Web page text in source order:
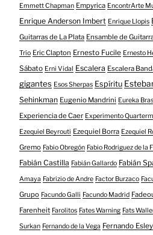
Emmett Chapman Empyrica EncontrArte
Enrique Anderson Imbert Enrique Llopis
Guitarras de La Plata Ensamble de
Trío Eric Clapton Ernesto Fucile Ernesto
Sábato Erni Vidal Escalera Escalera
gigantes Esos Sherpas Espíritu
Sehinkman Eugenio Mandrini Eureka
Experiencia de Caer Experimento
Ezequiel Beyrouti Ezequiel Borra Ezequiel
Gremo Fabio Obregón Fabio Rodriguez de la
Fabián Castilla Fabián Gallardo Fabián
Amaya Fabrizio de Andre Factor Burzaco
Grupo Facundo Galli Facundo Madrid
Farenheit Farolitos Fates Warning Fats
Surkan Fernando de la Vega Fernando Esley